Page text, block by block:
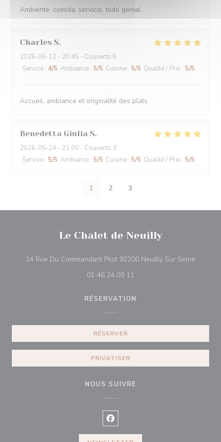
Ambiente, comida, servicio, todo genial...
Charles S
2026-06-12 - 20:45 - Couverts 5
Service : 4/5 Ambiance : 5/5 Cuisine : 5/5 Qualité / Prix : 5/5
Accueil, ambiance et originalité des plats
Benedetta Giulia S
2026-05-24 - 21:00 - Couverts 3
Service : 5/5 Ambiance : 5/5 Cuisine : 5/5 Qualité / Prix : 5/5
1 2 3
Le Chalet de Neuilly
14 Rue Du Commandant Pilot 92200 Neuilly Sur Seine
01 46 24 03 11
RÉSERVATION
RÉSERVER
PRIVATISER
NOUS SUIVRE
Facebook ((ouvre une nouvelle